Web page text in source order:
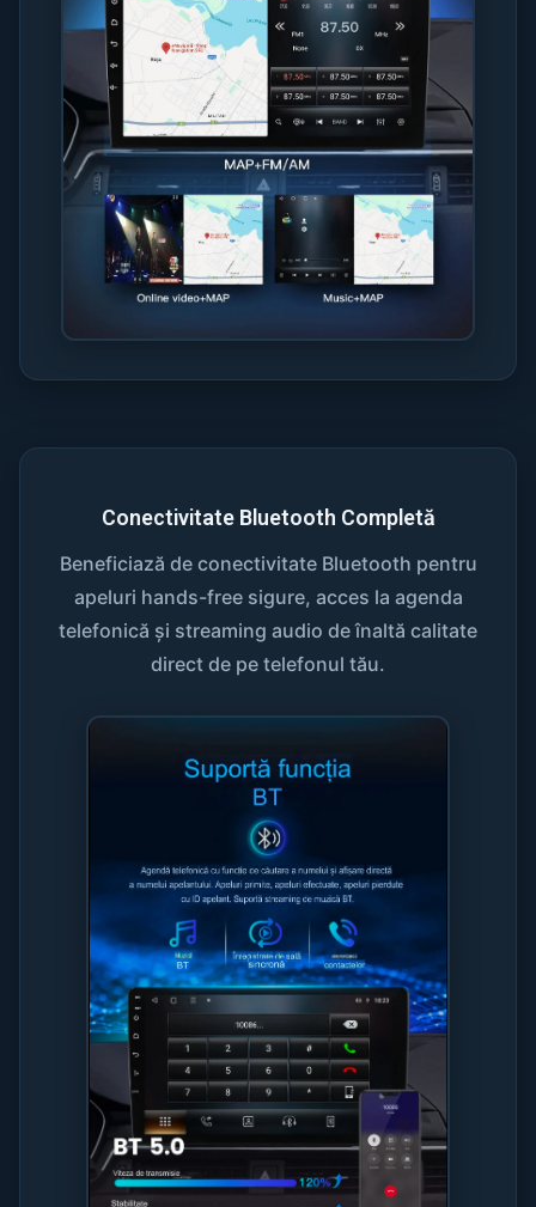
Conectivitate Bluetooth Completă
Beneficiază de conectivitate Bluetooth pentru
apeluri hands-free sigure, acces la agenda
telefonică și streaming audio de înaltă calitate
direct de pe telefonul tău.